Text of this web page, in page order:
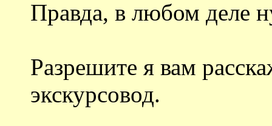
Правда, в любом деле
Разрешите я вам
экскурсовод.